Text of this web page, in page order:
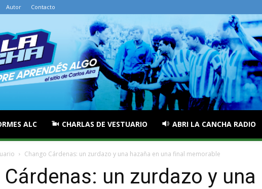
Autor Contacto
ALC CHARLAS DE VESTUARIO ABRI LA CANCHA RADIO
Chango Cárdenas: un zurdazo y una hazaña en una final memorable
un zurdazo y una